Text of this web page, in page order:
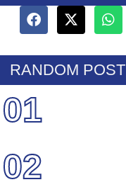
RANDOM POST
01
02